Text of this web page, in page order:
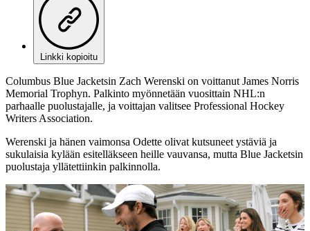
Linkki kopioitu
Columbus Blue Jacketsin Zach Werenski on voittanut James Norris
Memorial Trophyn. Palkinto myönnetään vuosittain NHL:n
parhaalle puolustajalle, ja voittajan valitsee Professional Hockey
Writers Association.
Werenski ja hänen vaimonsa Odette olivat kutsuneet ystäviä ja
sukulaisia kylään esitelläkseen heille vauvansa, mutta Blue Jacketsin
puolustaja yllätettiinkin palkinnolla.